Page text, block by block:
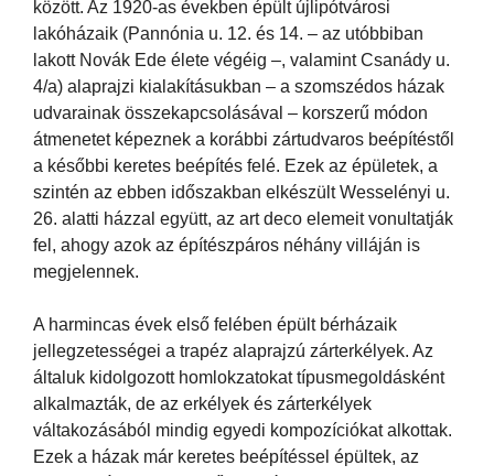
között. Az 1920-as években épült újlipótvárosi
lakóházaik (Pannónia u. 12. és 14. – az utóbbiban
lakott Novák Ede élete végéig –, valamint Csanády u.
4/a) alaprajzi kialakításukban – a szomszédos házak
udvarainak összekapcsolásával – korszerű módon
átmenetet képeznek a korábbi zártudvaros beépítéstől
a későbbi keretes beépítés felé. Ezek az épületek, a
szintén az ebben időszakban elkészült Wesselényi u.
26. alatti házzal együtt, az art deco elemeit vonultatják
fel, ahogy azok az építészpáros néhány villáján is
megjelennek.
A harmincas évek első felében épült bérházaik
jellegzetességei a trapéz alaprajzú zárterkélyek. Az
általuk kidolgozott homlokzatokat típusmegoldásként
alkalmazták, de az erkélyek és zárterkélyek
váltakozásából mindig egyedi kompozíciókat alkottak.
Ezek a házak már keretes beépítéssel épültek, az